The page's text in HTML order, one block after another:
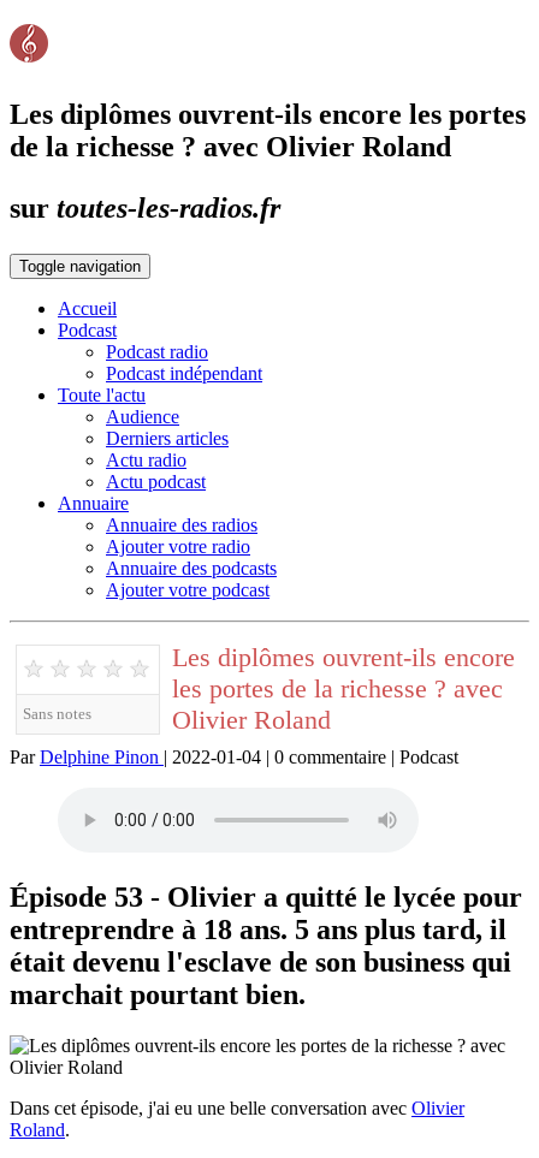
Les diplômes ouvrent-ils encore les portes
de la richesse ? avec Olivier Roland
sur toutes-les-radios.fr
Toggle navigation
Accueil
Podcast
Podcast radio
Podcast indépendant
Toute l'actu
Audience
Derniers articles
Actu radio
Actu podcast
Annuaire
Annuaire des radios
Ajouter votre radio
Annuaire des podcasts
Ajouter votre podcast
★ ★ ★ ★ ★
Sans notes
Les diplômes ouvrent-ils encore
les portes de la richesse ? avec
Olivier Roland
ParDelphine Pinon | 2022-01-04 | 0 commentaire | Podcast
Épisode 53 - Olivier a quitté le lycée pour
entreprendre à 18 ans. 5 ans plus tard, il
était devenu l'esclave de son business qui
marchait pourtant bien.
Dans cet épisode, j'ai eu une belle conversation avec Olivier
Roland.